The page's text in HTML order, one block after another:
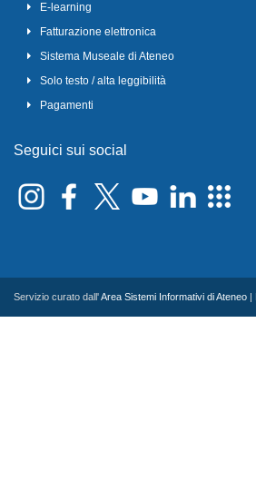
E-learning
Fatturazione elettronica
Sistema Museale di Ateneo
Solo testo / alta leggibilità
Pagamenti
Seguici sui social
Servizio curato dall'Area Sistemi Informativi di Ateneo